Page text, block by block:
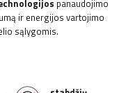
panaudojimo
ir energijos vartojimo
sąlygomis.